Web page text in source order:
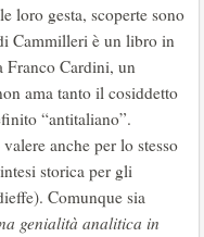
loro gesta, scoperte sono
Cammilleri è un libro in
Franco Cardini, un
ama tanto il cosiddetto
“antitaliano”.
anche per lo stesso
storica per gli
Comunque sia
genialità analitica in